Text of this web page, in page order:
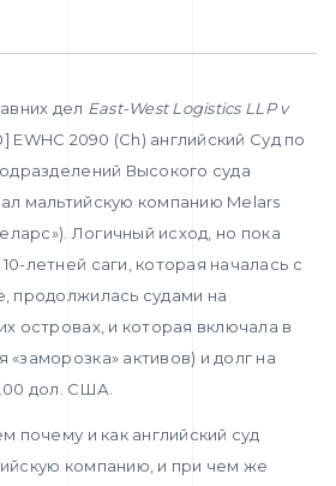
дел East-West Logistics LLP v
EWHC 2090 (Ch) английский Суд по
Высокого суда
мальтийскую компанию Melars
Логичный исход, но пока
летней саги, которая началась с
продолжилась судами на
островах, и которая включала в
активов) и долг на
дол. США.
почему и как английский суд
компанию, и при чем же